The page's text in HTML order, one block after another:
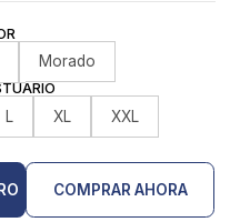
Morado
L XL XXL
COMPRAR AHORA